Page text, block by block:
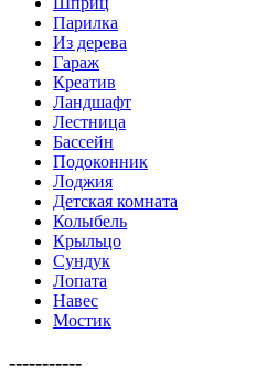
Парилка
Из дерева
Гараж
Креатив
Ландшафт
Лестница
Бассейн
Подоконник
Лоджия
Детская комната
Колыбель
Крыльцо
Сундук
Лопата
Навес
Мостик
-----------